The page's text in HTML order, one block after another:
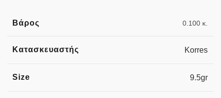
Βάρος 0.100 κ.
Κατασκευαστής Korres
Size 9.5gr